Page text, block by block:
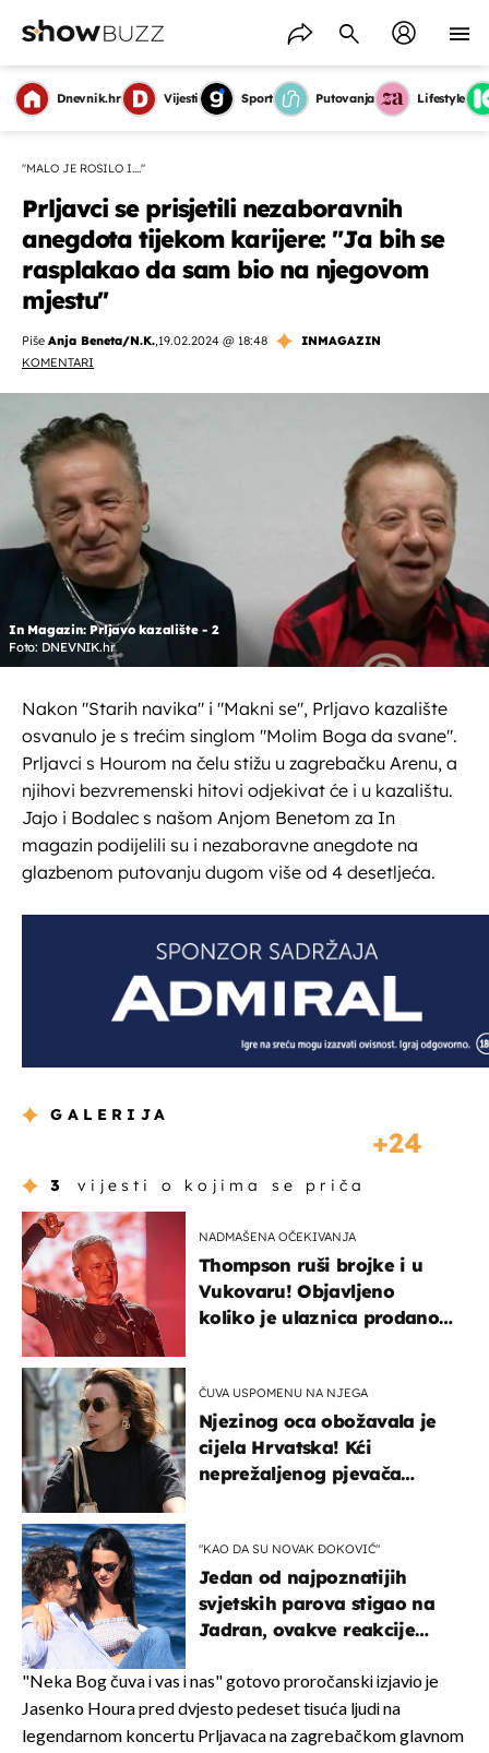
Dnevnik.hr Vijesti Sport Putovanja Lifestyle
''MALO JE ROSILO I....''
Prljavci se prisjetili nezaboravnih
anegdota tijekom karijere: "Ja bih se
rasplakao da sam bio na njegovom
mjestu''
Piše Anja Beneta/N.K.,19.02.2024 @ 18:48
INMAGAZIN
KOMENTARI
In Magazin: Prljavo kazalište - 2
Foto: DNEVNIK.hr
Nakon "Starih navika" i "Makni se", Prljavo kazalište
osvanulo je s trećim singlom "Molim Boga da svane".
Prljavci s Hourom na čelu stižu u zagrebačku Arenu, a
njihovi bezvremenski hitovi odjekivat će i u kazalištu.
Jajo i Bodalec s našom Anjom Benetom za In
magazin podijelili su i nezaboravne anegdote na
glazbenom putovanju dugom više od 4 desetljeća.
GALERIJA
24
3 vijesti o kojima se priča
NADMAŠENA OČEKIVANJA
Thompson ruši brojke i u
Vukovaru! Objavljeno
koliko je ulaznica prodano
ČUVA USPOMENU NA NJEGA
Njezinog oca obožavala je
cijela Hrvatska! Kći
neprežaljenog pjevača
"KAO DA SU NOVAK ĐOKOVIĆ"
Jedan od najpoznatijih
svjetskih parova stigao na
Jadran, ovakve reakcije
"Neka Bog čuva i vas i nas" gotovo proročanski izjavio je
Jasenko Houra pred dvjesto pedeset tisuća ljudi na
legendarnom koncertu Prljavaca na zagrebačkom glavnom